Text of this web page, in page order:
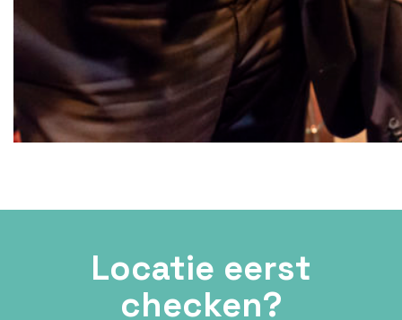
Locatie eerst
checken?